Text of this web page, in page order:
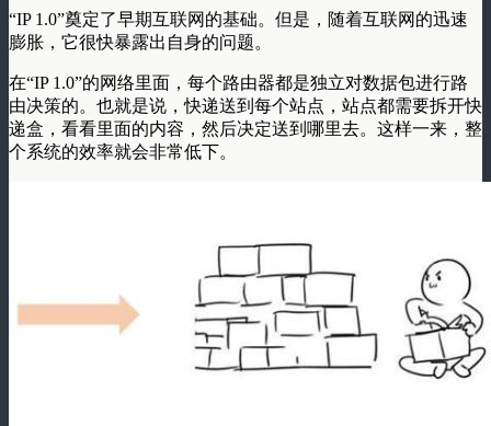
“IP 1.0”奠定了早期互联网的基础。但是，随着互联网的迅速
膨胀，它很快暴露出自身的问题。
在“IP 1.0”的网络里面，每个路由器都是独立对数据包进行路
由决策的。 也就是说，快递送到每个站点，站点都需要拆开快
递盒，看看里面的内容，然后决定送到哪里去。 这样一来，整
个系统的效率就会非常低下。